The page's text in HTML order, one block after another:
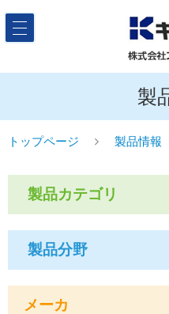
製
トップページ 製品情報
製品カテゴリ
製品分野
メーカ